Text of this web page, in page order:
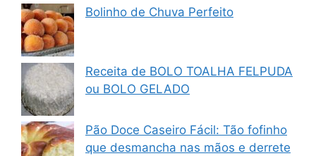
Bolinho de Chuva Perfeito
Receita de BOLO TOALHA FELPUDA
ou BOLO GELADO
Pão Doce Caseiro Fácil: Tão fofinho
que desmancha nas mãos e derrete